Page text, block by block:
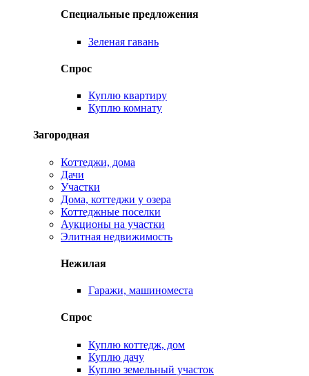
Специальные предложения
Зеленая гавань
Спрос
Куплю квартиру
Куплю комнату
Загородная
Коттеджи, дома
Дачи
Участки
Дома, коттеджи у озера
Коттеджные поселки
Аукционы на участки
Элитная недвижимость
Нежилая
Гаражи, машиноместа
Спрос
Куплю коттедж, дом
Куплю дачу
Куплю земельный участок